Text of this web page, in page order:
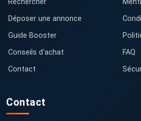
Rechercher
Déposer une annonce
Guide Booster
Conseils d'achat
Contact
FAQ
Contact